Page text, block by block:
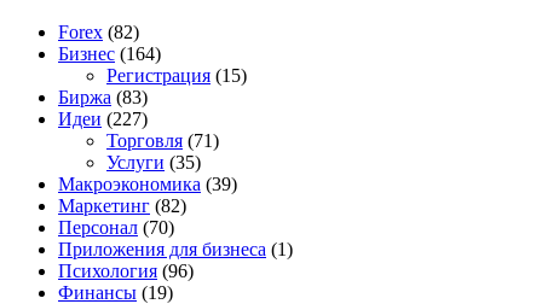
Forex (82)
Бизнес (164)
Регистрация (15)
Биржа (83)
Идеи (227)
Торговля (71)
Услуги (35)
Макроэкономика (39)
Маркетинг (82)
Персонал (70)
Приложения для бизнеса (1)
Психология (96)
Финансы (19)